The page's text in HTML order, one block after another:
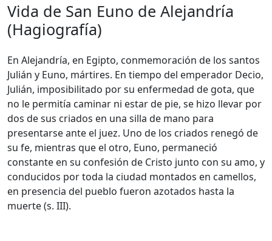
Vida de San Euno de Alejandría
(Hagiografía)
En Alejandría, en Egipto, conmemoración de los santos
Julián y Euno, mártires. En tiempo del emperador Decio,
Julián, imposibilitado por su enfermedad de gota, que
no le permitía caminar ni estar de pie, se hizo llevar por
dos de sus criados en una silla de mano para
presentarse ante el juez. Uno de los criados renegó de
su fe, mientras que el otro, Euno, permaneció
constante en su confesión de Cristo junto con su amo, y
conducidos por toda la ciudad montados en camellos,
en presencia del pueblo fueron azotados hasta la
muerte (s. III).